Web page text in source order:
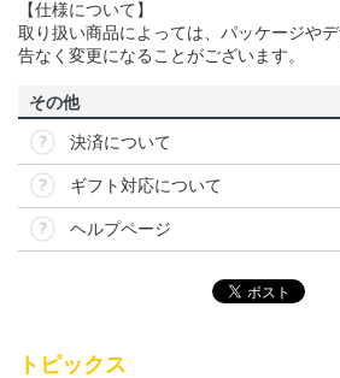
【仕様について】
取り扱い商品によっては、パッケージや
告なく変更になることがございます。
その他
決済について
ギフト対応について
ヘルプページ
トピックス